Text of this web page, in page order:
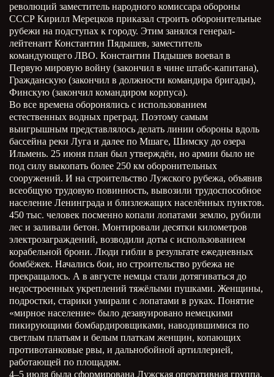
революций заместитель народного комиссара обороны
СССР Кирилл Мерецков приказал строить оборонительные
рубежи на подступах к городу. Этим занялся генерал-
лейтенант Константин Пядышев, заместитель
командующего ЛВО. Константин Пядышев воевал в
Первую мировую войну (закончил в чине штабс-капитана),
Гражданскую (закончил в должности командира бригады),
Финскую (закончил командиром корпуса).
Во все времена оборонялись с использованием
естественных водных преград. Поэтому самым
выигрышным представлялось делать линии обороны вдоль
бассейна реки Луга и далее по Мшаге, Шимску до озера
Ильмень. 25 июня план был утверждён, но армии было не
под силу выкопать более 250 км оборонительных
сооружений. И на строительство Лужского рубежа, объявив
всеобщую трудовую повинность, вывозили трудоспособное
население Ленинграда и близлежащих населённых пунктов.
450 тыс. человек посменно копали лопатами землю, рубили
лес и заливали бетон. Монтировали десятки километров
электрозаграждений, возводили доты с использованием
корабельной брони. Люди гибли в результате ежедневных
бомбёжек. Начались бои, но строительство рубежа не
прекращалось. А в августе немцы стали дотягиваться до
недостроенных укреплений тяжёлыми пушками. Женщины,
подростки, старики умирали с лопатами в руках. Понятие
«мирное население» было дезавуировано немецкими
пикирующими бомбардировщиками, наводившимися по
светлым платьям и белым платкам женщин, копающих
противотанковые рвы, и дальнобойной артиллерией,
работающей по площадям.
4–5 июля была сформирована Лужская оперативная группа,